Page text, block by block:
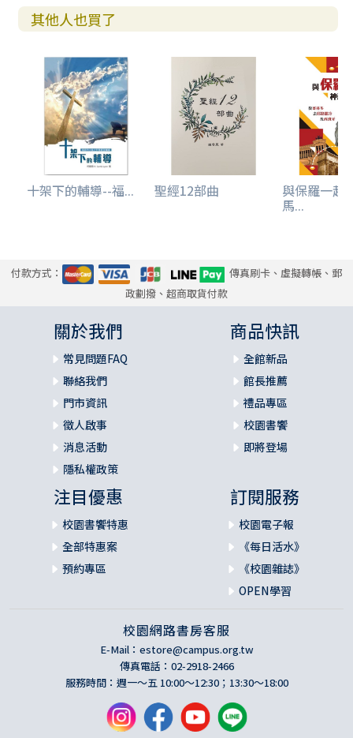
其他人也買了
十架下的輔導--福... 聖經12部曲 與保羅一起
馬...
付款方式：
傳真刷卡、虛擬轉帳、郵
政劃撥、超商取貨付款
關於我們
常見問題FAQ
聯絡我們
門市資訊
徵人啟事
消息活動
隱私權政策
商品快訊
全館新品
館長推薦
禮品專區
校園書饗
即將登場
注目優惠
校園書饗特惠
全部特惠案
預約專區
訂閱服務
校園電子報
《每日活水》
《校園雜誌》
OPEN學習
校園網路書房客服
E-Mail： estore@campus.org.tw
傳真電話：02-2918-2466
服務時間：週一～五 10:00～12:30；13:30～18:00